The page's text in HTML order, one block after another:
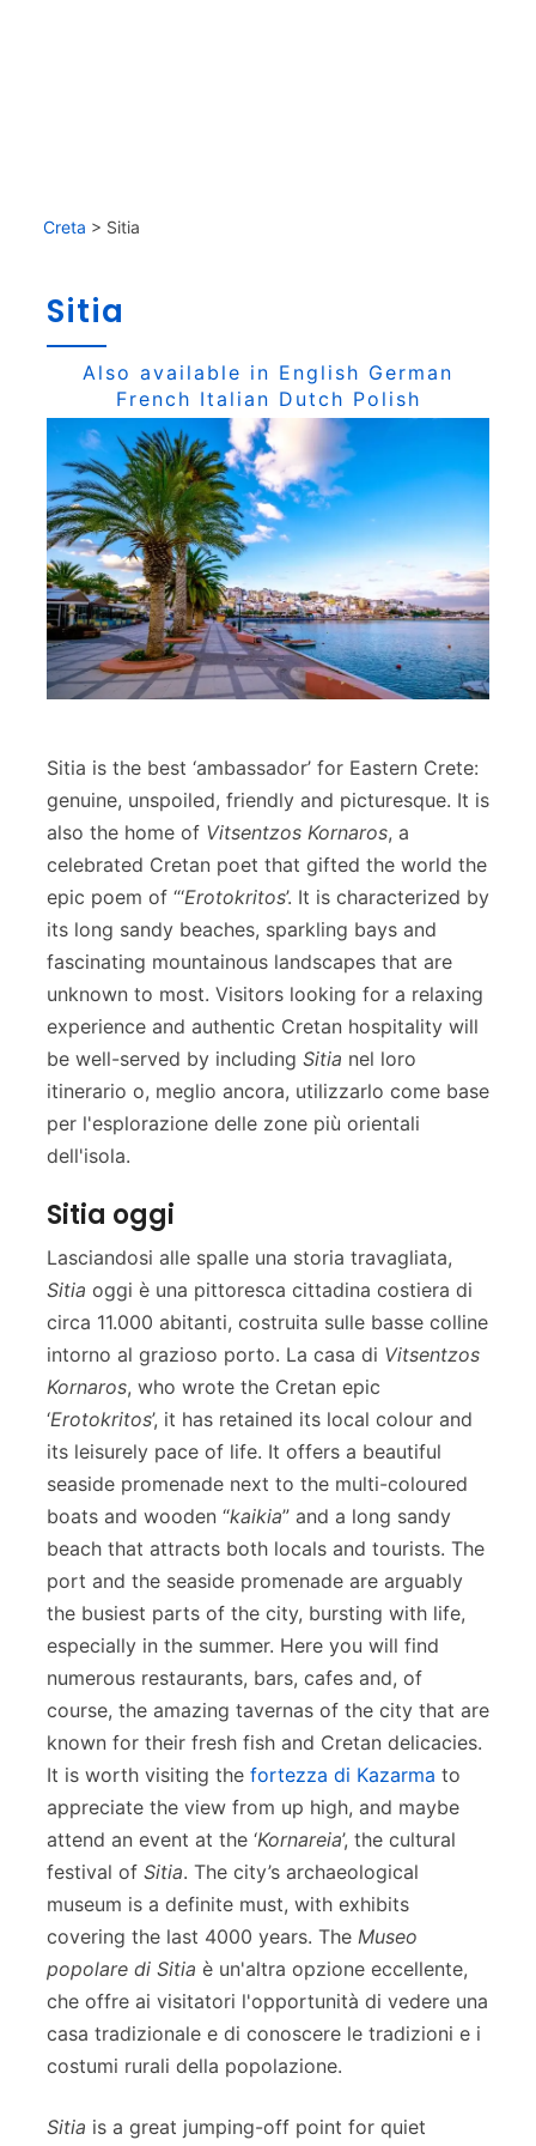
Creta > Sitia
Sitia
Also available in English German
French Italian Dutch Polish
Sitia is the best ‘ambassador’ for Eastern Crete:
genuine, unspoiled, friendly and picturesque. It is
also the home of Vitsentzos Kornaros, a
celebrated Cretan poet that gifted the world the
epic poem of “‘Erotokritos’. It is characterized by
its long sandy beaches, sparkling bays and
fascinating mountainous landscapes that are
unknown to most. Visitors looking for a relaxing
experience and authentic Cretan hospitality will
be well-served by including Sitia nel loro
itinerario o, meglio ancora, utilizzarlo come base
per l'esplorazione delle zone più orientali
dell'isola.
Sitia oggi
Lasciandosi alle spalle una storia travagliata,
Sitia oggi è una pittoresca cittadina costiera di
circa 11.000 abitanti, costruita sulle basse colline
intorno al grazioso porto. La casa di Vitsentzos
Kornaros, who wrote the Cretan epic
‘Erotokritos’, it has retained its local colour and
its leisurely pace of life. It offers a beautiful
seaside promenade next to the multi-coloured
boats and wooden “kaikia” and a long sandy
beach that attracts both locals and tourists. The
port and the seaside promenade are arguably
the busiest parts of the city, bursting with life,
especially in the summer. Here you will find
numerous restaurants, bars, cafes and, of
course, the amazing tavernas of the city that are
known for their fresh fish and Cretan delicacies.
It is worth visiting the fortezza di Kazarma to
appreciate the view from up high, and maybe
attend an event at the ‘Kornareia’, the cultural
festival of Sitia. The city’s archaeological
museum is a definite must, with exhibits
covering the last 4000 years. The Museo
popolare di Sitia è un'altra opzione eccellente,
che offre ai visitatori l'opportunità di vedere una
casa tradizionale e di conoscere le tradizioni e i
costumi rurali della popolazione.
Sitia is a great jumping-off point for quiet